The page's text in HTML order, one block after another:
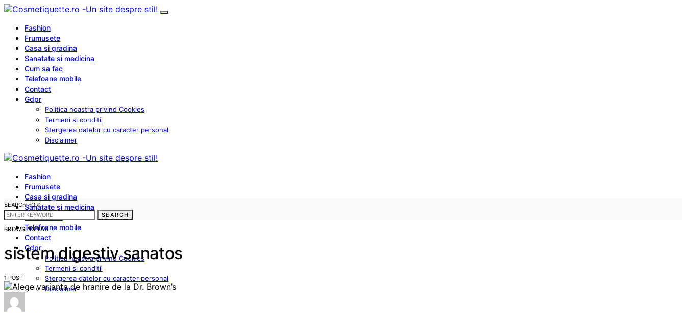
Fashion
Frumusete
Casa si gradina
Sanatate si medicina
Cum sa fac
Telefoane mobile
Contact
Gdpr
Politica noastra privind Cookies
Termeni si conditii
Stergerea datelor cu caracter personal
Disclaimer
Fashion
Frumusete
Casa si gradina
Sanatate si medicina
Cum sa fac
Telefoane mobile
Contact
Gdpr
Politica noastra privind Cookies
Termeni si conditii
Stergerea datelor cu caracter personal
Disclaimer
SEARCH FOR:
SEARCH
BROWSING TAG
sistem digestiv sanatos
1 POST